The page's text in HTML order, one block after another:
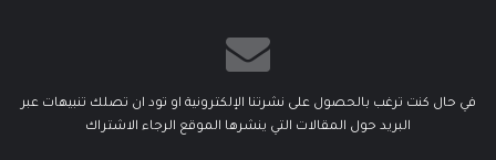
في حال كنت ترغب بالحصول على نشرتنا الإلكترونية او تود ان تصلك تنبيهات عبر
البريد حول المقالات التي ينشرها الموقع الرجاء الاشتراك